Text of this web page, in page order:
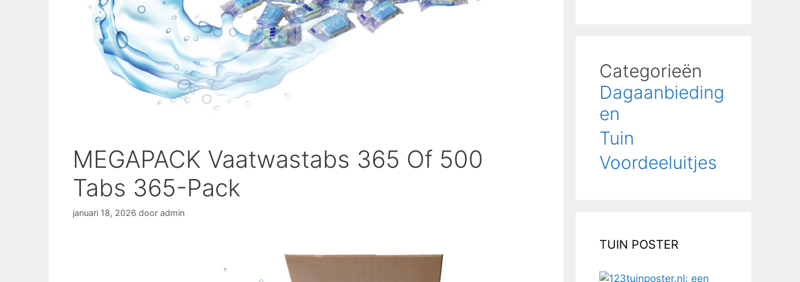
MEGAPACK Vaatwastabs 365 Of 500
Tabs 365-Pack
januari 18, 2026 door admin
Categorieën
Dagaanbieding
en
Tuin
Voordeeluitjes
TUIN POSTER